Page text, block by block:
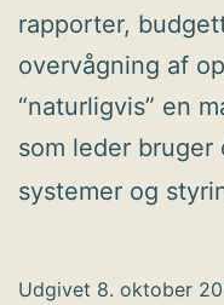
rapporter,
overvågning af
“naturligvis” en
som leder
systemer og
Udgivet 8. oktober